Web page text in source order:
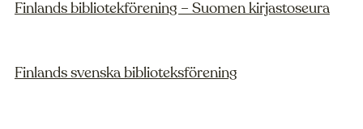
Finlands bibliotekförening – Suomen kirjastoseura
Finlands svenska biblioteksförening